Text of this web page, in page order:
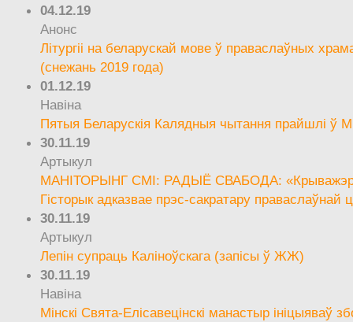
04.12.19
Анонс
Літургіі на беларускай мове ў праваслаўных
(снежань 2019 года)
01.12.19
Навіна
Пятыя Беларускія Калядныя чытання прайшлі ў
30.11.19
Артыкул
МАНІТОРЫНГ СМІ: РАДЫЁ СВАБОДА:
Гісторык адказвае прэс-сакратару праваслаўнай
30.11.19
Артыкул
Лепін супраць Каліноўскага (запісы ў ЖЖ)
30.11.19
Навіна
Мінскі Свята-Елісавецінскі манастыр ініцыяваў